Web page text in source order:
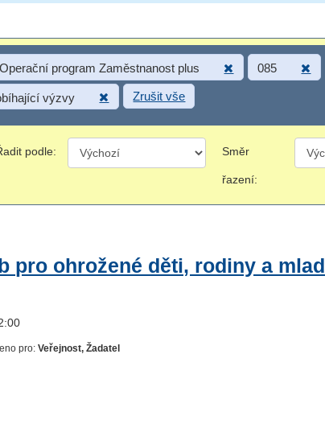
program Zaměstnanost plus 085
výzvy Zrušit vše
podle: Směr
řazení:
pro ohrožené děti, rodiny a
pro:Veřejnost, Žadatel